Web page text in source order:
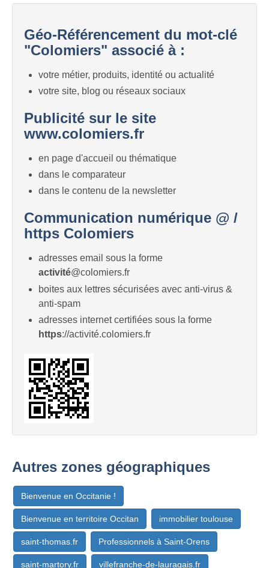
Géo-Référencement du mot-clé
"Colomiers" associé à :
votre métier, produits, identité ou actualité
votre site, blog ou réseaux sociaux
Publicité sur le site
www.colomiers.fr
en page d'accueil ou thématique
dans le comparateur
dans le contenu de la newsletter
Communication numérique @ /
https Colomiers
adresses email sous la forme
activité@colomiers.fr
boites aux lettres sécurisées avec anti-virus &
anti-spam
adresses internet certifiées sous la forme
https://activité.colomiers.fr
Autres zones géographiques
Bienvenue en Occitanie !
Bienvenue en territoire Occitan immobilier toulouse
saint-thomas.fr Professionnels à Saint-Orens
saint-martory.fr villefranche-de-lauragais.fr